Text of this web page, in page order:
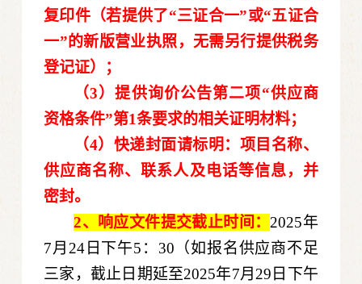
复印件（若提供了“三证合一”或“五证合
一”的新版营业执照，无需另行提供税务
登记证）；
（3）提供询价公告第二项“供应商
资格条件”第1条要求的相关证明材料；
（4）快递封面请标明：项目名称、
供应商名称、联系人及电话等信息，并
密封。
2、响应文件提交截止时间：2025年
7月24日下午5：30（如报名供应商不足
三家，截止日期延至2025年7月29日下午